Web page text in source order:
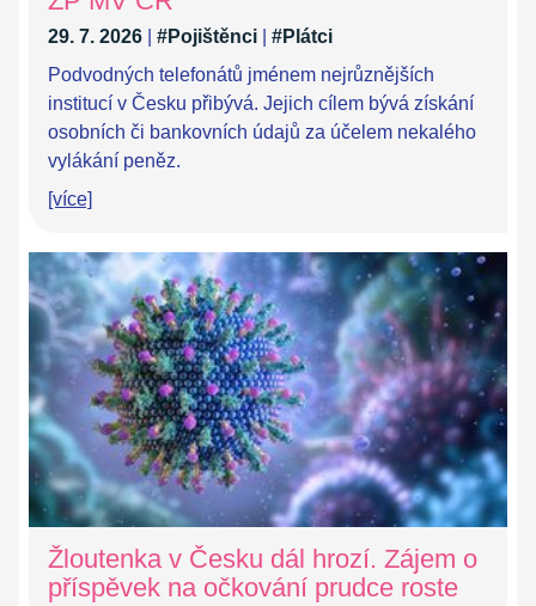
29. 7. 2026 #Pojištěnci
#Plátci
Podvodných telefonátů jménem nejrůznějších
institucí v Česku přibývá. Jejich cílem bývá získání
osobních či bankovních údajů za účelem nekalého
vylákání peněz.
[více]
Žloutenka v Česku dál hrozí. Zájem o
příspěvek na očkování prudce roste